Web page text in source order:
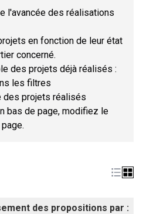
l'avancée des réalisations
en fonction de leur état
concerné.
des projets déjà réalisés :
les filtres
projets réalisés
bas de page, modifiez le
des propositions par :